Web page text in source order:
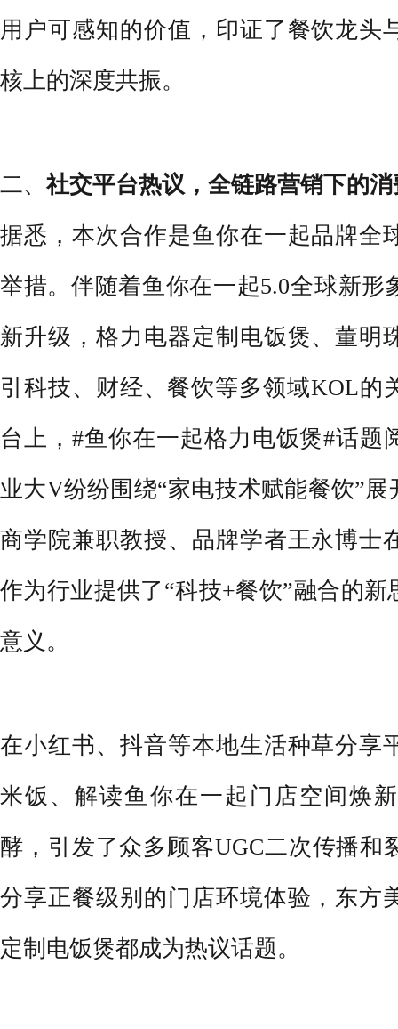
用户可感知的价值，印证了餐饮龙头
核上的深度共振。
二、 社交平台热议，全链路营销下的
据悉，本次合作是鱼你在一起品牌全
举措。伴随着鱼你在一起5.0全球新形
新升级，格力电器定制电饭煲、董明
引科技、财经、餐饮等多领域KOL的
台上，#鱼你在一起格力电饭煲#话题
业大V纷纷围绕“家电技术赋能餐饮”
商学院兼职教授、品牌学者王永博士
作为行业提供了“科技+餐饮”融合的
意义。
在小红书、抖音等本地生活种草分享
米饭、解读鱼你在一起门店空间焕
酵，引发了众多顾客UGC二次传播和
分享正餐级别的门店环境体验，东方
定制电饭煲都成为热议话题。